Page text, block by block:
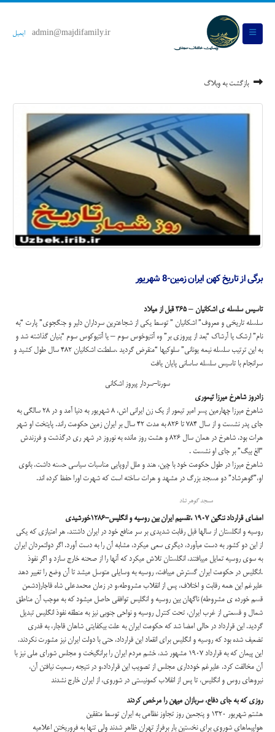
admin@majdifamily.ir ایمیل
بازگشت به وبلاگ
برگی از تاریخ کهن ایران زمین-8 شهریور
تاسیس سلسله ی اشکانیان – 365 قبل از میلاد
سلسله تاريخي و معروف” اشكانيان ” توسط يكي از شجاعترين سرداران دلير و جنگجوي” پارت “به
نام” ارشك يا آرشاك “بعد از پيروزي بر” وه آنتيوخوس سوم – يا آنتيوكوس سوم “بنيان گذاشته شد و
به اين ترتيب سلسله نيمه يوناني” سلوكيها “منقرض گردید .سلطنت اشكانيان 482 سال طول كشيد و
سرانجام با تاسيس سلسله ساساني پايان يافت
سورنا-سردار پیروز اشکانی
زادروز شاهرخ ميرزا تيموري
شاهرخ ميرزا چهارمين پسر امير تيمور از يك زن ايراني اش، 8 شهریور به دنيا آمد و در 28 سالگي به
جاي پدر نشست و از سال 784 تا 826 به مدت 42 سال بر ايران زمين حكومت راند. پايتخت او شهر
هرات بود. شاهرخ در همان سال 826 و هشت روز مانده به نوروز در شهر ري درگذشت و فرزندش
“الغ بيگ” بر جاي او نشست .
شاهرخ ميرزا در طول حكومت خود با چين، هند و ملل اروپايي مناسبات سياسي حسنه داشت. بانوي
او،”گوهرشاد” دو مسجد بزرگ در مشهد و هرات ساخته است كه شهرت اورا حفظ كرده اند.
مسجد گوهر شاد
امضاي قرارداد ننگين 1907 ،تقسيم ايران بين روسيه و انگليس- 1286خورشیدی
روسيه و انگلستان از سال‏ها قبل رقابت شديدي بر سر منافع خود در ايران داشتند. هر امتيازي كه يكي
از اين دو كشور به دست مي‏آورد، ديگري سعي مي‏كرد، مشابه آن را به دست آورد. اگر دولتمردان ايران
به سوي روسيه تمايل مي‏يافتند، انگلستان تلاش مي‏كرد كه آنها را از صحنه خارج سازد و اگر نفوذ
انگليس در حكومت ايران گسترش مي‏يافت، روسيه به وسايلي متوسل مي‏شد تا آن وضع را تغيير دهد.
علي‏رغم اين همه رقابت و اختلاف، پس از انقلاب مشروطه،و در زمان محمدعلی شاه قاجار(دشمن
قسم خورده ی مشروطه) ناگهان بين روسيه و انگليس توافقي حاصل مي‏شود كه به موجب آن مناطق
شمال و قسمتي از غرب ايران، تحت كنترل روسيه و نواحي جنوبي نيز به منطقه نفوذ انگليس تبديل
گرديد. اين قرارداد در حالي امضا شد كه حكومت ايران به علت بي‏كفايتي شاهان قاجار، به قدري
تضعيف شده بود كه روسيه و انگليس براي انقعاد اين قرارداد، حتي با دولت ايران نيز مشورت نكردند.
اين پيمان كه به قرارداد 1907 مشهور شد، خشم مردم ايران را برانگيخت و مجلس شوراي ملي نيز با
آن مخالفت كرد. علي‏رغم خودداری مجلس از تصويب اين قرارداد،و در نتیجه رسمیت نیافتن آن،
نيروهاي روس و انگليس، تا پس از انقلاب كمونيستي در شوروي، از ايران خارج نشدند
روزي كه به جاي دفاع، سربازان ميهن را مرخصكردند
هشتم شهريور 1320 و پنجمين روز تجاوز نظامي به ايران توسط متفقین
هواپيماهاي شوروي براي نخستين بار برفراز تهران ظاهر شدند ولي تنها به فروريختن اعلاميه